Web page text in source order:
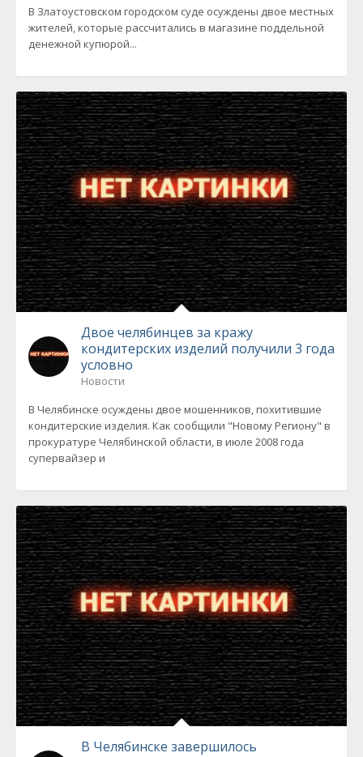
В Златоустовском городском суде осуждены двое местных
жителей, которые рассчитались в магазине поддельной
денежной купюрой...
Двое челябинцев за кражу
кондитерских изделий получили 3 года
условно
Новости
В Челябинске осуждены двое мошенников, похитившие
кондитерские изделия. Как сообщили "Новому Региону" в
прокуратуре Челябинской области, в июле 2008 года
супервайзер и
В Челябинске завершилось